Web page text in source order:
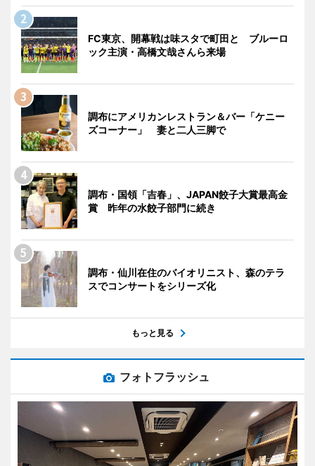
FC東京、開幕戦は味スタで町田と ブルーロ
ック主演・高橋文哉さんら来場
調布にアメリカンレストラン＆バー「ケニー
ズコーナー」 妻と二人三脚で
調布・国領「吉春」、JAPAN餃子大賞最高金
賞 昨年の水餃子部門に続き
調布・仙川在住のバイオリニスト、森のテラ
スでコンサートをシリーズ化
もっと見る
フォトフラッシュ